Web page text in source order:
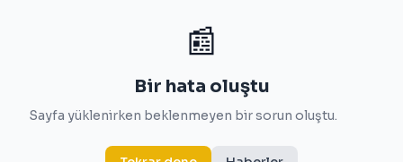
📰
Bir hata oluştu
Sayfa yüklenirken beklenmeyen bir sorun oluştu.